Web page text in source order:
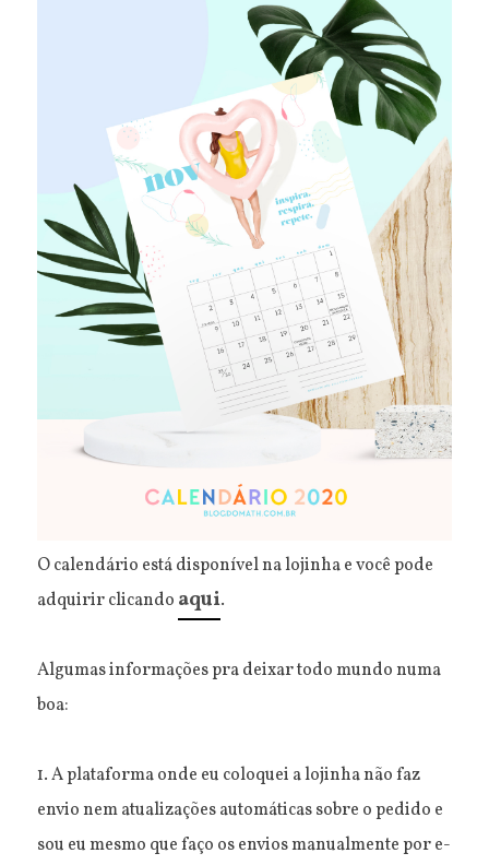
O calendário está disponível na lojinha e você pode
adquirir clicando aqui.
Algumas informações pra deixar todo mundo numa
boa:
1. A plataforma onde eu coloquei a lojinha não faz
envio nem atualizações automáticas sobre o pedido e
sou eu mesmo que faço os envios manualmente por e-